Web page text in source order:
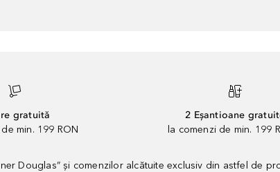
gratuită
min. 199 RON
2 Eșantioane
la comenzi de min. 199
Douglas” și comenzilor alcătuite exclusiv din astfel de